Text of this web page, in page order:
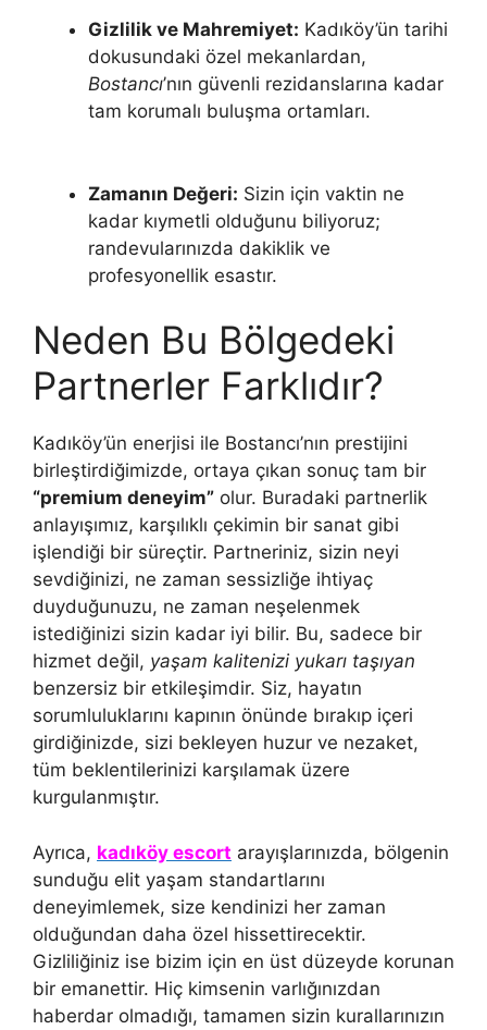
Gizlilik ve Mahremiyet: Kadıköy’ün tarihi
dokusundaki özel mekanlardan,
Bostancı’nın güvenli rezidanslarına kadar
tam korumalı buluşma ortamları.
Zamanın Değeri: Sizin için vaktin ne
kadar kıymetli olduğunu biliyoruz;
randevularınızda dakiklik ve
profesyonellik esastır.
Neden Bu Bölgedeki
Partnerler Farklıdır?
Kadıköy’ün enerjisi ile Bostancı’nın prestijini
birleştirdiğimizde, ortaya çıkan sonuç tam bir
“premium deneyim” olur. Buradaki partnerlik
anlayışımız, karşılıklı çekimin bir sanat gibi
işlendiği bir süreçtir. Partneriniz, sizin neyi
sevdiğinizi, ne zaman sessizliğe ihtiyaç
duyduğunuzu, ne zaman neşelenmek
istediğinizi sizin kadar iyi bilir. Bu, sadece bir
hizmet değil, yaşam kalitenizi yukarı taşıyan
benzersiz bir etkileşimdir. Siz, hayatın
sorumluluklarını kapının önünde bırakıp içeri
girdiğinizde, sizi bekleyen huzur ve nezaket,
tüm beklentilerinizi karşılamak üzere
kurgulanmıştır.
Ayrıca, kadıköy escort arayışlarınızda, bölgenin
sunduğu elit yaşam standartlarını
deneyimlemek, size kendinizi her zaman
olduğundan daha özel hissettirecektir.
Gizliliğiniz ise bizim için en üst düzeyde korunan
bir emanettir. Hiç kimsenin varlığınızdan
haberdar olmadığı, tamamen sizin kurallarınızın